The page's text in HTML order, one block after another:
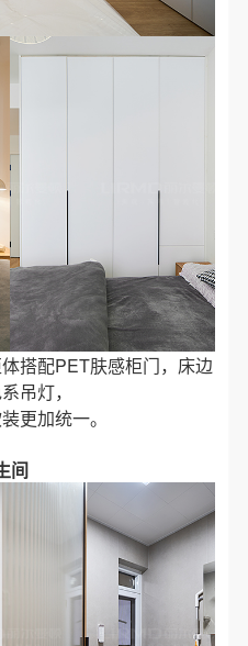
搭配PET肤感柜门，床边
吊灯，
更加统一。
间